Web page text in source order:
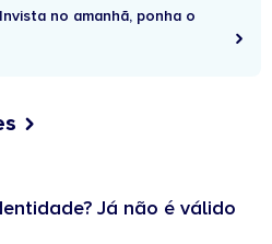
no amanhã, ponha o
Já não é válido